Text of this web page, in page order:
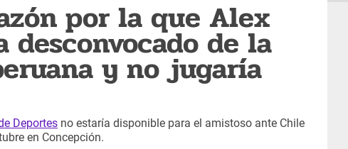
por la que Alex
desconvocado de la
y no jugaría
Deportes no estaría disponible para el amistoso ante Chile
en Concepción.